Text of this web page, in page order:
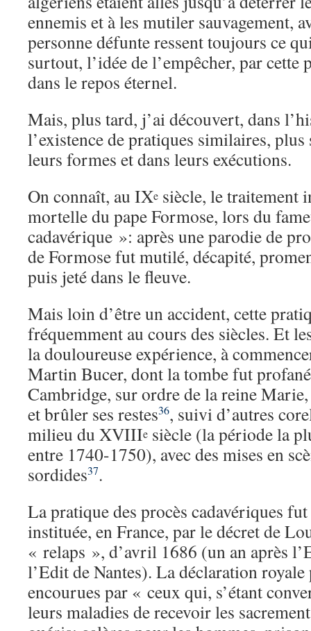
ennemis et à les mutiler sauvagement,
personne défunte ressent toujours ce
surtout, l’idée de l’empêcher, par cette
dans le repos éternel.
Mais, plus tard, j’ai découvert, dans
l’existence de pratiques similaires, plus
leurs formes et dans leurs exécutions.
On connaît, au IXe siècle, le traitement
mortelle du pape Formose, lors du
cadavérique »: après une parodie de
de Formose fut mutilé, décapité,
puis jeté dans le fleuve.
Mais loin d’être un accident, cette
fréquemment au cours des siècles. Et
la douloureuse expérience, à
Martin Bucer, dont la tombe fut
Cambridge, sur ordre de la reine
et brûler ses restes36, suivi d’autres
milieu du XVIIIe siècle (la période la
entre 1740-1750), avec des mises en
sordides37.
La pratique des procès cadavériques
instituée, en France, par le décret de
« relaps », d’avril 1686 (un an après
l’Edit de Nantes). La déclaration royale
encourues par « ceux qui, s’étant
leurs maladies de recevoir les